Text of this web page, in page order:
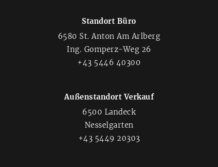
Standort Büro
6580 St. Anton Am Arlberg
Ing. Gomperz-Weg 26
+43 5446 40300
Außenstandort Verkauf
6500 Landeck
Nesselgarten
+43 5449 20303